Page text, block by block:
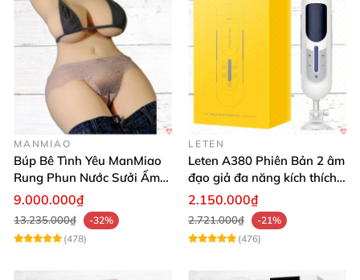
MANMIAO
Búp Bê Tình Yêu ManMiao
Rung Phun Nước Sưởi Ấm
Thông Minh
9.000.000₫
13.235.000₫
-32%
(478)
LETEN
Leten A380 Phiên Bản 2 âm
đạo giả đa năng kích thích
cực mạnh
2.150.000₫
2.721.000₫
-21%
(476)